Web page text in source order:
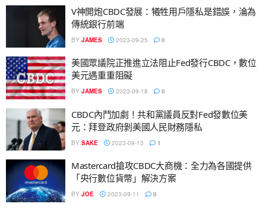
V神開炮CBDC發展：犧牲用戶隱私是錯誤，淪為
傳統銀行前端
BY JAMES 2023-09-25 0
美國眾議院正推進立法阻止Fed發行CBDC，數位
美元遇重重阻礙
BY JAMES 2023-09-18 0
CBDC內鬥加劇！共和黨議員反對Fed發數位美
元：拜登政府剝美國人民財務隱私
BY SAKE 2023-09-13 1
Mastercard搶攻CBDC大商機：全力為各國提供
「央行數位貨幣」解決方案
BY JOE 2023-09-11 0